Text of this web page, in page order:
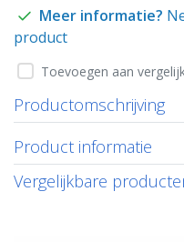
Meer informatie?
product
Toevoegen aan
Productomschrijving
Product informatie
Vergelijkbare